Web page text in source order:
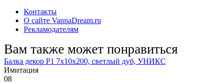
Контакты
О сайте VannaDream.ru
Рекламодателям
Вам также может понравиться
Балка декор Р1 7х10х200, светлый дуб, УНИКС
Имитация
08